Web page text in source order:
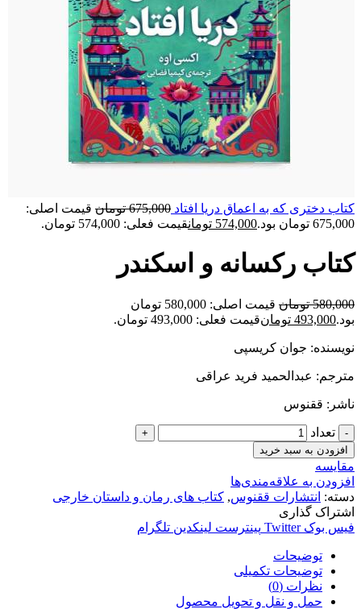
کتاب دختری که به اعماق دریا افتاد 675,000 تومان قیمت اصلی:
675,000 تومان بود.
574,000 تومانقیمت فعلی: 574,000 تومان.
کتاب رکسانه و اسکندر
580,000 تومان
قیمت اصلی: 580,000 تومان
بود.493,000 تومانقیمت فعلی: 493,000 تومان.
نویسنده: جوان کریسپی
مترجم: عبدالحمید فرید عراقی
ناشر: ققنوس
تعداد
افزودن به سبد خرید
مقایسه
افزودن به علاقه‌مندی‌ها
دسته: انتشارات ققنوس, کتاب های رمان و داستان خارجی
اشتراک گذاری
فیس بوک Twitter پینترست لینکدین تلگرام
توضیحات
توضیحات تکمیلی
نظرات (0)
حمل و نقل و تحویل محصول